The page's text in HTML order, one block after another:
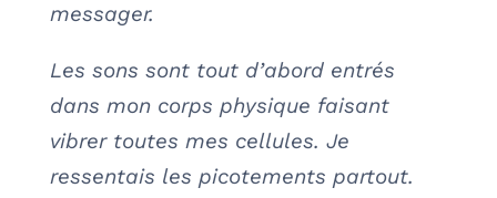
messager.
Les sons sont tout d’abord entrés
dans mon corps physique faisant
vibrer toutes mes cellules. Je
ressentais les picotements partout.